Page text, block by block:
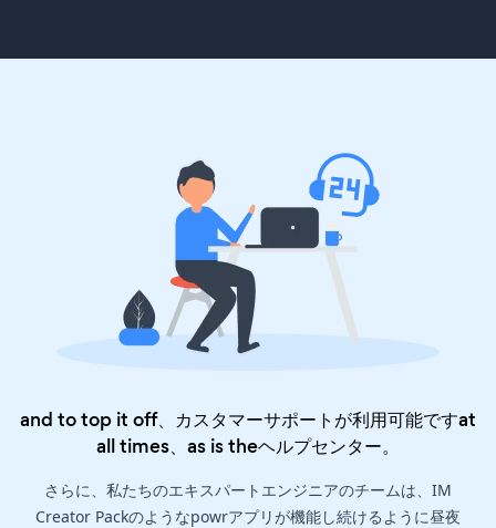
and to top it off、カスタマーサポートが利用可能ですat
all times、as is theヘルプセンター。
さらに、私たちのエキスパートエンジニアのチームは、IM
Creator Packのようなpowrアプリが機能し続けるように昼夜